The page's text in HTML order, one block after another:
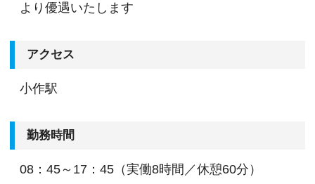
より優遇いたします
アクセス
小作駅
勤務時間
08：45～17：45（実働8時間／休憩60分）